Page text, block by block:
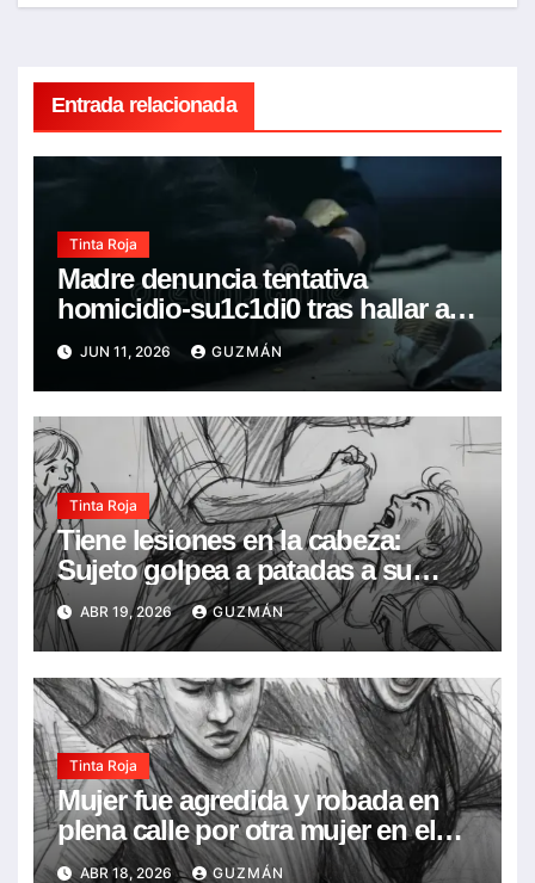
Entrada relacionada
Tinta Roja
Madre denuncia tentativa
homicidio-su1c1di0 tras hallar a
su hija de 22 años con espuma en
la boca
JUN 11, 2026 GUZMÁN
Tinta Roja
Tiene lesiones en la cabeza:
Sujeto golpea a patadas a su
concubina en frente de su hija de
7 años, la acusó de infidelidad
ABR 19, 2026 GUZMÁN
Tinta Roja
Mujer fue agredida y robada en
plena calle por otra mujer en el
Barrio Narciso Campero
ABR 18, 2026 GUZMÁN